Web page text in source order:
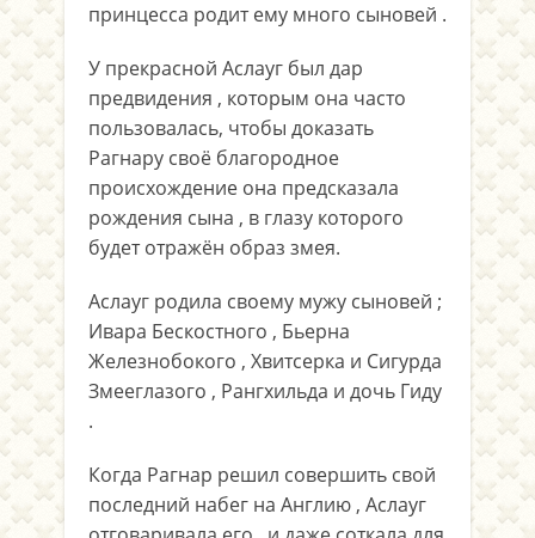
принцесса родит ему много сыновей .
У прекрасной Аслауг был дар
предвидения , которым она часто
пользовалась, чтобы доказать
Рагнару своё благородное
происхождение она предсказала
рождения сына , в глазу которого
будет отражён образ змея.
Аслауг родила своему мужу сыновей ;
Ивара Бескостного , Бьерна
Железнобокого , Хвитсерка и Сигурда
Змееглазого , Рангхильда и дочь Гиду
.
Когда Рагнар решил совершить свой
последний набег на Англию , Аслауг